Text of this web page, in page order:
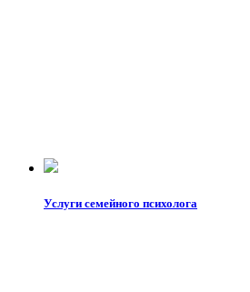
Услуги семейного психолога